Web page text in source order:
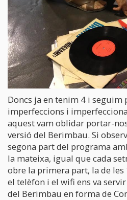
Doncs ja en tenim 4 i seguim
imperfeccions i
aquest vam oblidar portar-
versió del Berimbau. Si
segona part del programa
la mateixa, igual que cada
obre la primera part, la de les
el telèfon i el wifi ens va
del Berimbau en forma de